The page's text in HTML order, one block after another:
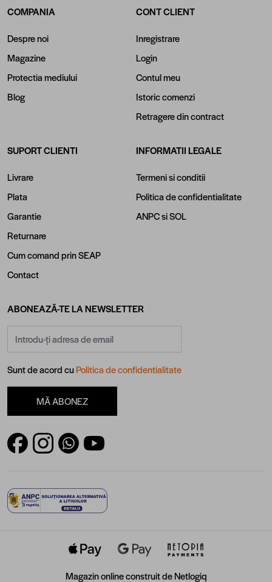
COMPANIA
Despre noi
Magazine
Protectia mediului
Blog
CONT CLIENT
Inregistrare
Login
Contul meu
Istoric comenzi
Retragere din contract
SUPORT CLIENTI
Livrare
Plata
Garantie
Returnare
Cum comand prin SEAP
Contact
INFORMATII LEGALE
Termeni si conditii
Politica de confidentialitate
ANPCsiSOL
ABONEAZĂ-TE LA NEWSLETTER
Sunt de acord cuPolitica de confidentialitate
MĂ ABONEZ
Magazin online construit deNetlogiq